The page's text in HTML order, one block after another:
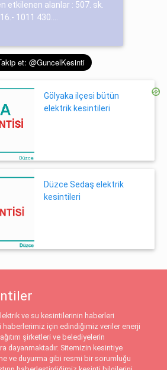
etkilenen alanlar : 507. sk.
1011 430....
Gölyaka ilçesi bütün
elektrik kesintileri
Düzce Sedaş elektrik
kesintileri
ve su kesintilerinin haberleri
haberlerimiz için edindiğimiz veriler enerji
şirketleri ve belediyelerin
dayanmaktadır. Sitemizin kesintiye
ve duyurma gibi resmi bir sorumluğu